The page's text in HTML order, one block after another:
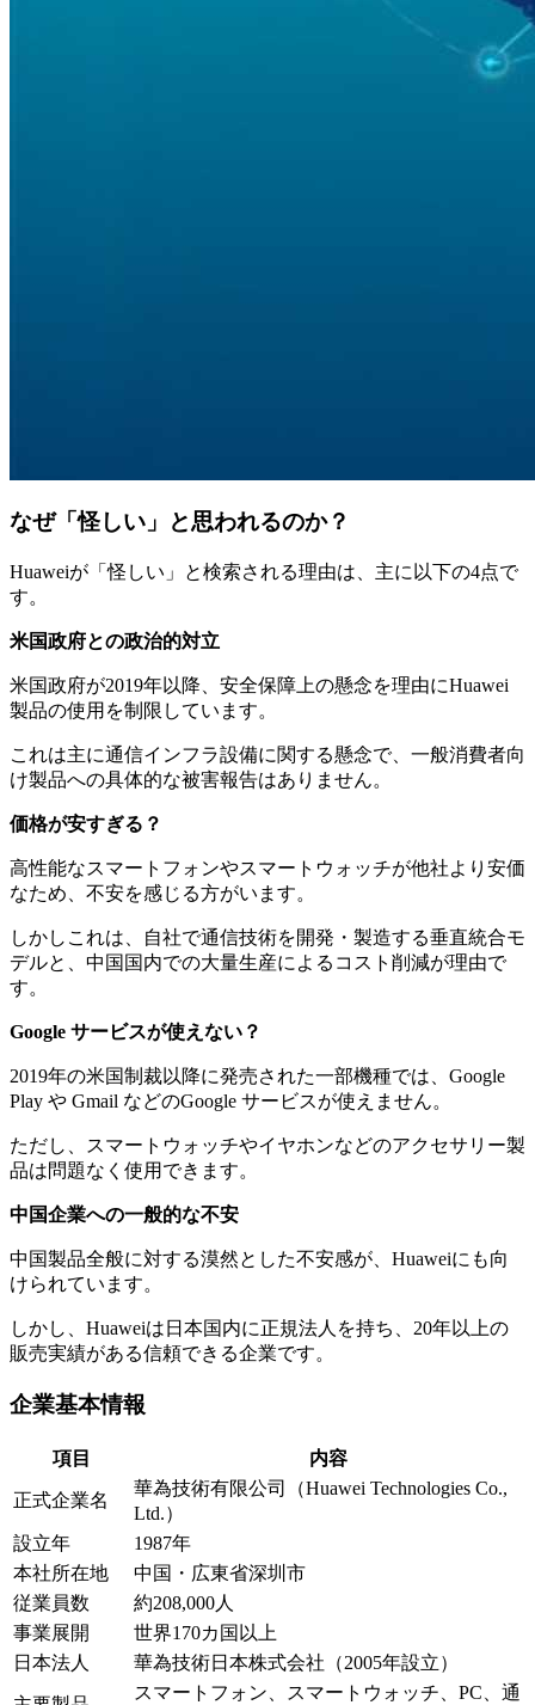
なぜ「怪しい」と思われるのか？
Huaweiが「怪しい」と検索される理由は、主に以下の4点で
す。
米国政府との政治的対立
米国政府が2019年以降、安全保障上の懸念を理由にHuawei
製品の使用を制限しています。
これは主に通信インフラ設備に関する懸念で、一般消費者向
け製品への具体的な被害報告はありません。
価格が安すぎる？
高性能なスマートフォンやスマートウォッチが他社より安価
なため、不安を感じる方がいます。
しかしこれは、自社で通信技術を開発・製造する垂直統合モ
デルと、中国国内での大量生産によるコスト削減が理由で
す。
Google サービスが使えない？
2019年の米国制裁以降に発売された一部機種では、Google
Play や Gmail などのGoogle サービスが使えません。
ただし、スマートウォッチやイヤホンなどのアクセサリー製
品は問題なく使用できます。
中国企業への一般的な不安
中国製品全般に対する漠然とした不安感が、Huaweiにも向
けられています。
しかし、Huaweiは日本国内に正規法人を持ち、20年以上の
販売実績がある信頼できる企業です。
企業基本情報
項目 内容
正式企業名
華為技術有限公司（Huawei Technologies Co.,
Ltd.）
設立年
1987年
本社所在地
中国・広東省深圳市
従業員数
約208,000人
事業展開
世界170カ国以上
日本法人
華為技術日本株式会社（2005年設立）
スマートフォン、スマートウォッチ、PC、通